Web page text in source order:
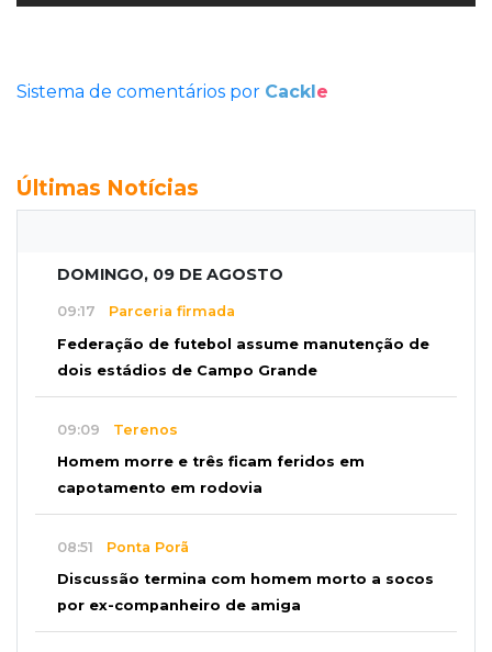
Sistema de comentários por Cackle
Últimas Notícias
DOMINGO, 09 DE AGOSTO
09:17 Parceria firmada
Federação de futebol assume manutenção de
dois estádios de Campo Grande
09:09 Terenos
Homem morre e três ficam feridos em
capotamento em rodovia
08:51 Ponta Porã
Discussão termina com homem morto a socos
por ex-companheiro de amiga